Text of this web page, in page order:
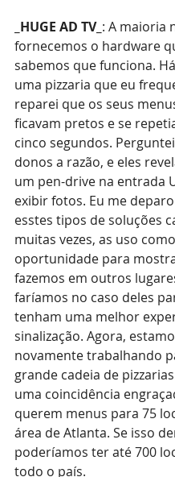
_HUGE AD TV_ : A maioria
fornecemos o hardware
sabemos que funciona.
uma pizzaria que eu
reparei que os seus
ficavam pretos e se
cinco segundos.
donos a razão, e eles
um pen-drive na entrada
exibir fotos. Eu me
esstes tipos de soluções
muitas vezes, as uso como
oportunidade para
fazemos em outros
faríamos no caso deles
tenham uma melhor
sinalização. Agora,
novamente trabalhando
grande cadeia de
uma coincidência
querem menus para 75
área de Atlanta. Se isso
poderíamos ter até 700
todo o país.